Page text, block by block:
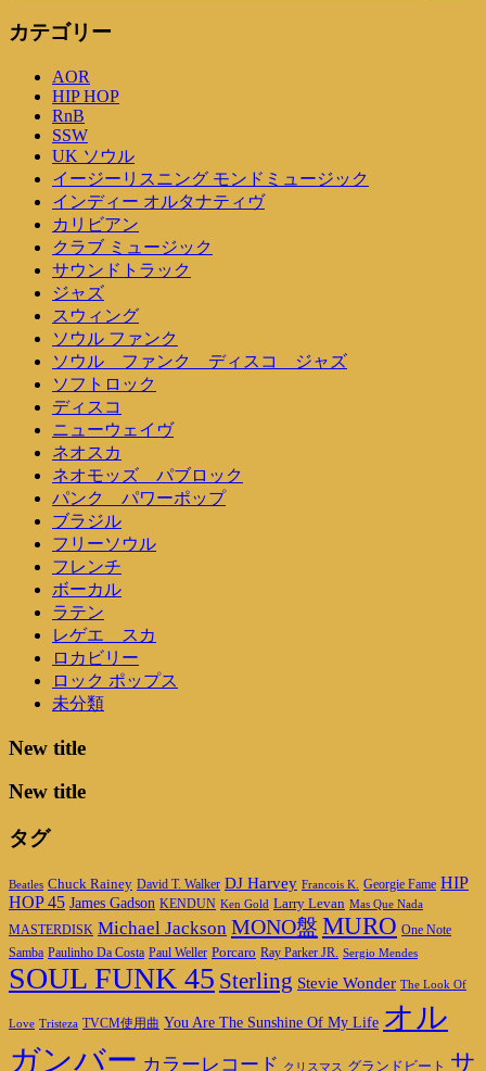
カテゴリー
AOR
HIP HOP
RnB
SSW
UK ソウル
イージーリスニング モンドミュージック
インディー オルタナティヴ
カリビアン
クラブ ミュージック
サウンドトラック
ジャズ
スウィング
ソウル ファンク
ソウル ファンク ディスコ ジャズ
ソフトロック
ディスコ
ニューウェイヴ
ネオスカ
ネオモッズ パブロック
パンク パワーポップ
ブラジル
フリーソウル
フレンチ
ボーカル
ラテン
レゲエ スカ
ロカビリー
ロック ポップス
未分類
New title
New title
タグ
Beatles Chuck Rainey David T. Walker DJ Harvey Francois K. Georgie Fame HIP
HOP 45 James Gadson KENDUN Ken Gold Larry Levan Mas Que Nada
MASTERDISK Michael Jackson MONO盤 MURO One Note
Samba Paulinho Da Costa Paul Weller Porcaro Ray Parker JR. Sergio Mendes
SOUL FUNK 45 Sterling Stevie Wonder The Look Of
Love Tristeza TVCM使用曲 You Are The Sunshine Of My Life オル
ガンバー カラーレコード クリスマス グランドビート サ